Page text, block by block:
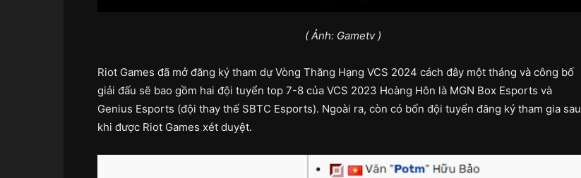
( Ảnh: Gametv )
Riot Games đã mở đăng ký tham dự Vòng Thăng Hạng VCS 2024 cách đây một tháng và công bố
giải đấu sẽ bao gồm hai đội tuyển top 7-8 của VCS 2023 Hoàng Hôn là MGN Box Esports và
Genius Esports (đội thay thế SBTC Esports). Ngoài ra, còn có bốn đội tuyển đăng ký tham gia sau
khi được Riot Games xét duyệt.